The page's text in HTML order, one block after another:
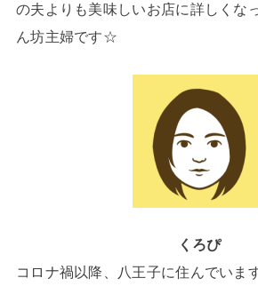
の夫よりも美味しいお店に詳しくな
ん坊主婦です☆
くろぴ
コロナ禍以降、八王子に住んでいま